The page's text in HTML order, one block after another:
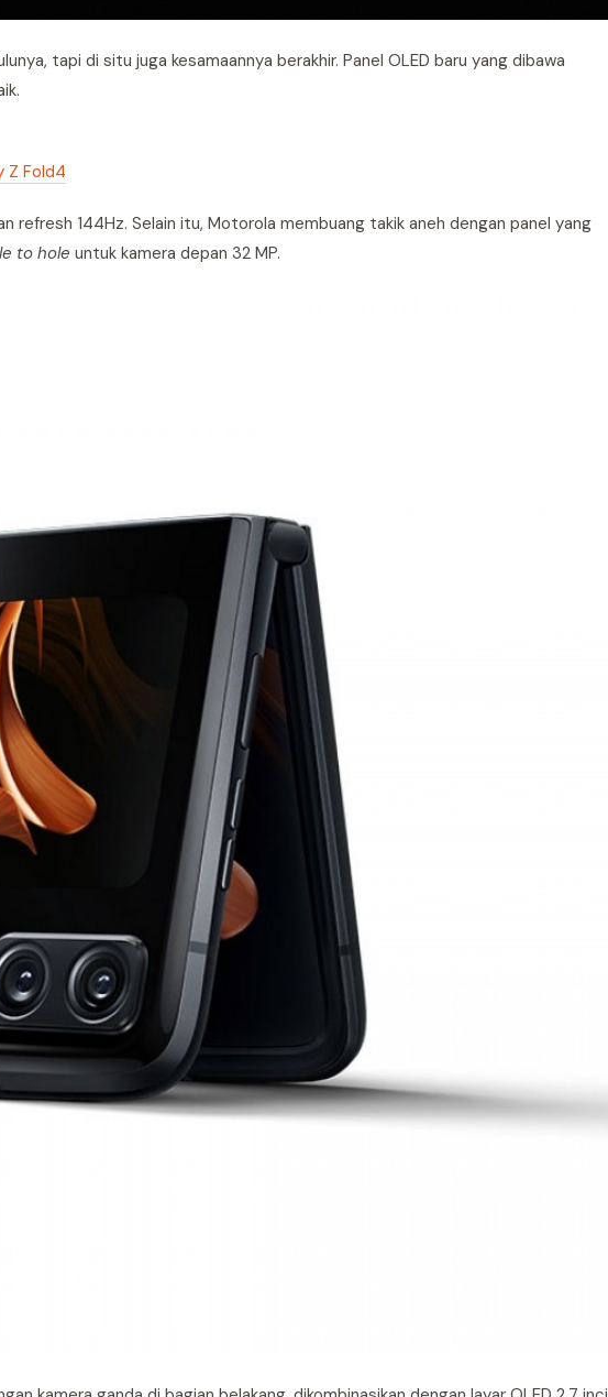
tapi di situ juga kesamaannya berakhir. Panel OLED baru yang dibawa
Z Fold4
refresh 144Hz. Selain itu, Motorola membuang takik aneh dengan panel yang
to hole untuk kamera depan 32 MP.